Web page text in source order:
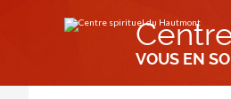
contenu.
VOUS EN